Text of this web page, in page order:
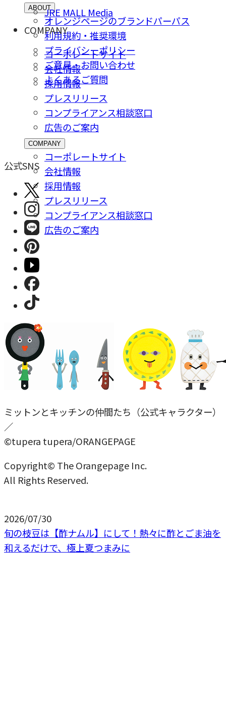
JRE MALL Media
ABOUT
オレンジページのブランドパーパス
利用規約・推奨環境
プライバシーポリシー
ご意⾒・お問い合わせ
よくあるご質問
COMPANY
コーポレートサイト
会社情報
採⽤情報
プレスリリース
コンプライアンス相談窓⼝
広告のご案内
COMPANY
コーポレートサイト
会社情報
採⽤情報
プレスリリース
コンプライアンス相談窓⼝
広告のご案内
公式SNS
ミットンとキッチンの仲間たち（公式キャラクター）
／
©tupera tupera/ORANGEPAGE
Copyright© The Orangepage Inc.
All Rights Reserved.
2026/07/30
旬の枝豆は【酢ナムル】にして！熱々に酢とごま油を
和えるだけで、極上夏つまみに